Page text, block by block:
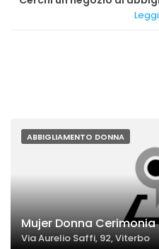
ABBIGLIAMENTO DONNA
Mujer Donna Cerimonia
Via Aurelio Saffi, 92, Viterbo